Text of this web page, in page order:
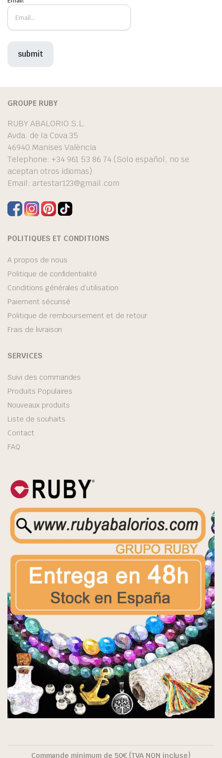
GROUPE RUBY
RUBY ABALORIO S.L.
Avda. de la Cova 35
46940 Manises València
Telephone: +34 961 53 86 74 (Solo español, no se
aceptan otros idiomas)
Email: artestar123@gmail.com
POLITIQUES ET CONDITIONS
A propos de nous
Politique de confidentialité
Conditions générales d’utilisation
Paiement sécurisé
Politique de remboursement et de retour
Frais de livraison
SERVICES
Suivi des commandes
Produits Populaires
Nouveaux produits
Liste de souhaits
Contact
FAQ
Commande minimum de 50€ (TVA NON incluse)